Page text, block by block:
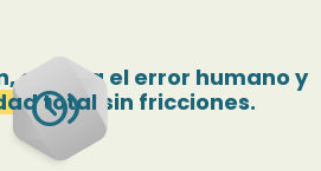
elimina el error humano y
totalsin fricciones.
browse_gallery